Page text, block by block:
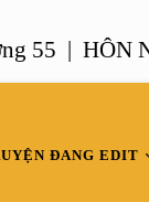
|HÔN
ĐANG EDIT